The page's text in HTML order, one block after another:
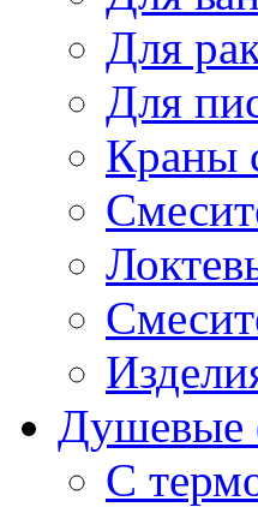
Для
Для
Краны
Душевые
С